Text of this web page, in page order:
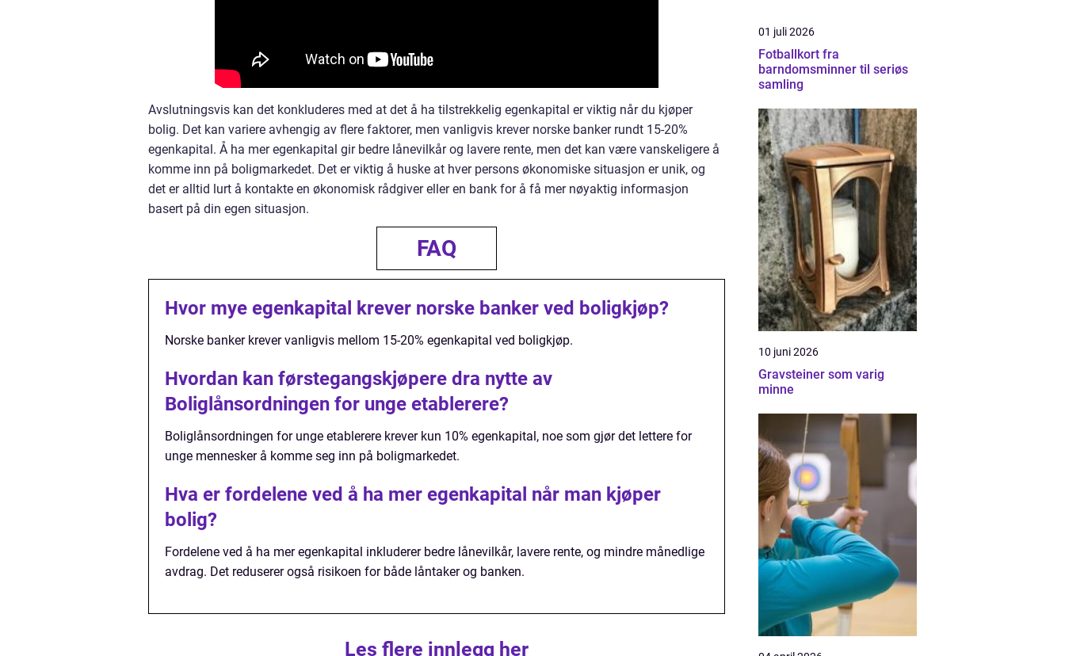
Avslutningsvis kan det konkluderes med at det å ha tilstrekkelig egenkapital er viktig når du kjøper
bolig. Det kan variere avhengig av flere faktorer, men vanligvis krever norske banker rundt 15-20%
egenkapital. Å ha mer egenkapital gir bedre lånevilkår og lavere rente, men det kan være vanskeligere å
komme inn på boligmarkedet. Det er viktig å huske at hver persons økonomiske situasjon er unik, og
det er alltid lurt å kontakte en økonomisk rådgiver eller en bank for å få mer nøyaktig informasjon
basert på din egen situasjon.
FAQ
Hvor mye egenkapital krever norske banker ved boligkjøp?
Norske banker krever vanligvis mellom 15-20% egenkapital ved boligkjøp.
Hvordan kan førstegangskjøpere dra nytte av
Boliglånsordningen for unge etablerere?
Boliglånsordningen for unge etablerere krever kun 10% egenkapital, noe som gjør det lettere for
unge mennesker å komme seg inn på boligmarkedet.
Hva er fordelene ved å ha mer egenkapital når man kjøper
bolig?
Fordelene ved å ha mer egenkapital inkluderer bedre lånevilkår, lavere rente, og mindre månedlige
avdrag. Det reduserer også risikoen for både låntaker og banken.
Les flere innlegg her
01 juli 2026
Fotballkort fra
barndomsminner til seriøs
samling
10 juni 2026
Gravsteiner som varig
minne